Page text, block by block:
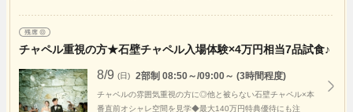
チャペル重視の方★石壁チャペル入場体験×4万円相当7品試食♪
8/9 (日) 2部制 08:50～/09:00～ (3時間程度)
チャペルの雰囲気重視の方に◎他と被らない石壁チャペル×本
番直前オシャレ空間を見学◆最大140万円特典優待にも注